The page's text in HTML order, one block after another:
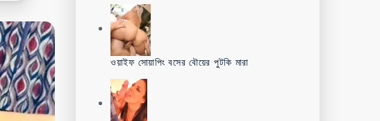
ওয়াইফ সোয়াপিং বসের বৌয়ের পুটকি মারা